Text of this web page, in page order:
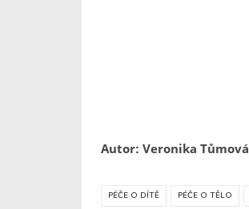
Autor: Veronika Tůmová
PÉČE O DÍTĚ PÉČE O TĚLO